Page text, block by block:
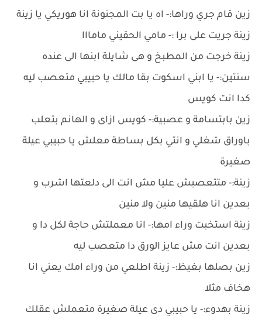
زين قام جري وراها:- اه يا بت المجنونة انا هوريكي يا زينة
زينة جريت على برا :- مامي الحقيني مامااا
زينة خرجت من المطبخ و هى شايلة ابنها الى عنده
سنتين:- يا ابني اسكوت بقا مالك يا حبيبي متعصب ليه
كدا انت كويس
زين بابتسامة و عصبية:- كويس ازاى و الهانم بتعلب
باوراق شغلي و انتي بكل بساطة معلش يا حبيبي عيلة
صغيرة
زينة:- متتعصبش عليا مش انت الى دلعتها اشرب و
بعدين انا هلقيها منين ولا منين
زينة استخبت وراء امها:- انا معملتش حاجة لكل دا و
بعدين انت مش عايز الورق دا متعصب ليه
زين بصلها بغيظ:- زينة اطلعي من وراء امك يعني انا
هخاف مثلا
زينة بهدوء:- يا حبيبي دى عيلة صغيرة متعملش عقلك